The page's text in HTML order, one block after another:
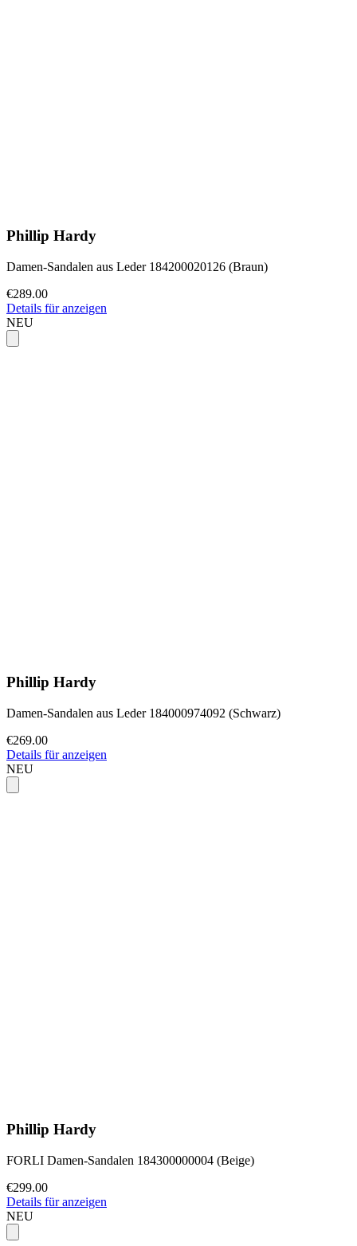
Phillip Hardy
Damen-Sandalen aus Leder 184200020126 (Braun)
€289.00
Details für anzeigen
NEU
Phillip Hardy
Damen-Sandalen aus Leder 184000974092 (Schwarz)
€269.00
Details für anzeigen
NEU
Phillip Hardy
FORLI Damen-Sandalen 184300000004 (Beige)
€299.00
Details für anzeigen
NEU